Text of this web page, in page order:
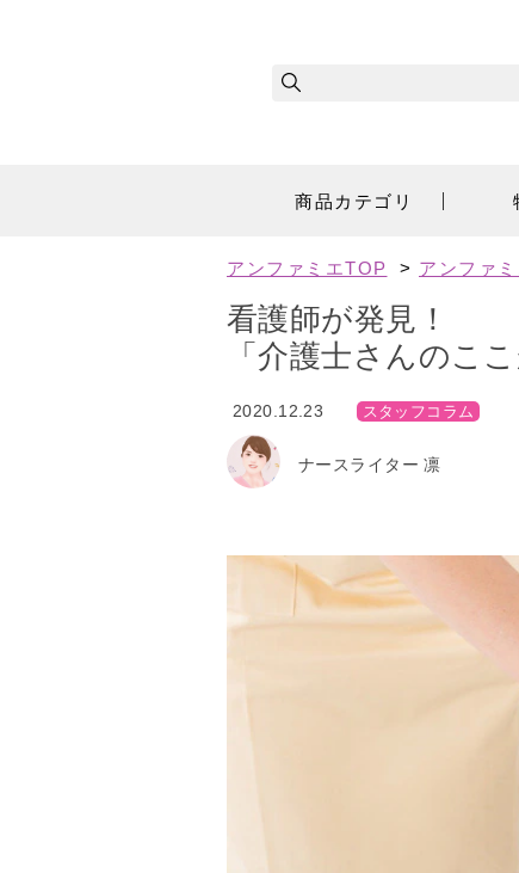
商品カテゴリ
アンファミエTOP > アンファ
看護師が発見！
「介護士さんのこ
2020.12.23 スタッフコラム
ナースライター 凛